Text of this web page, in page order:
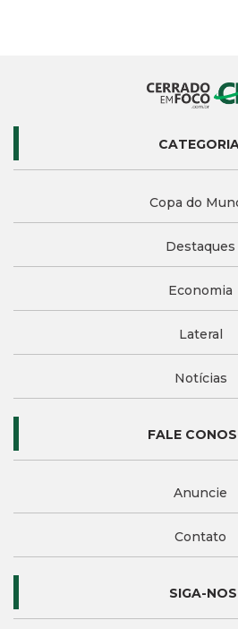
Copa do
Destaques
Economia
Lateral
Notícias
FALE
Anuncie
Contato
SIGA-NOS